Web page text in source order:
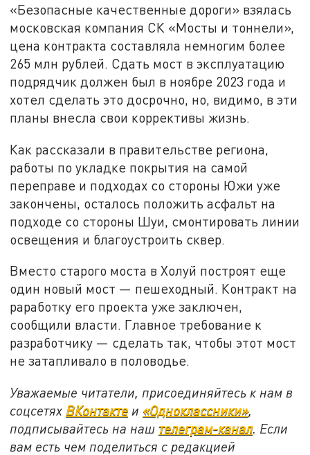
«Безопасные качественные дороги» взялась
московская компания СК «Мосты и тоннели»,
цена контракта составляла немногим более
265 млн рублей. Сдать мост в эксплуатацию
подрядчик должен был в ноябре 2023 года и
хотел сделать это досрочно, но, видимо, в эти
планы внесла свои коррективы жизнь.
Как рассказали в правительстве региона,
работы по укладке покрытия на самой
переправе и подходах со стороны Южи уже
закончены, осталось положить асфальт на
подходе со стороны Шуи, смонтировать линии
освещения и благоустроить сквер.
Вместо старого моста в Холуй построят еще
один новый мост — пешеходный. Контракт на
раработку его проекта уже заключен,
сообщили власти. Главное требование к
разработчику — сделать так, чтобы этот мост
не затапливало в половодье.
Уважаемые читатели, присоединяйтесь к нам в
соцсетях ВКонтакте и«Одноклассники»,
подписывайтесь на наш телеграм-канал. Если
вам есть чем поделиться с редакцией